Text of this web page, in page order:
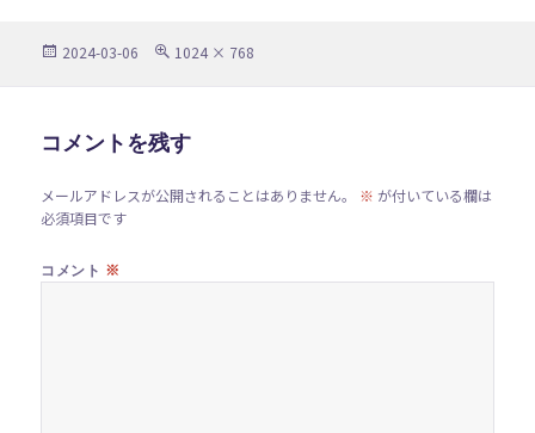
投
2024-03-06
フ
ズ
1024 × 768
コメントを残す
メールアドレスが公開されることはありません。 ※ が付いている欄は
必須項目です
コメント ※